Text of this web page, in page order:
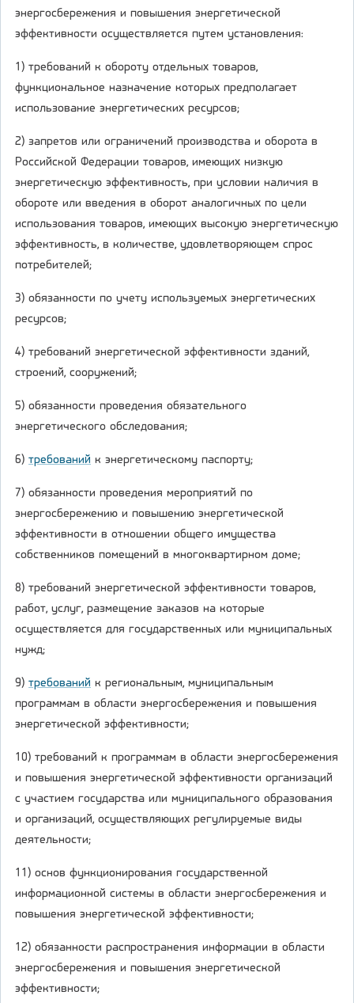
энергосбережения и повышения энергетической
эффективности осуществляется путем установления:
1) требований к обороту отдельных товаров,
функциональное назначение которых предполагает
использование энергетических ресурсов;
2) запретов или ограничений производства и оборота в
Российской Федерации товаров, имеющих низкую
энергетическую эффективность, при условии наличия в
обороте или введения в оборот аналогичных по цели
использования товаров, имеющих высокую энергетическую
эффективность, в количестве, удовлетворяющем спрос
потребителей;
3) обязанности по учету используемых энергетических
ресурсов;
4) требований энергетической эффективности зданий,
строений, сооружений;
5) обязанности проведения обязательного
энергетического обследования;
6) требований к энергетическому паспорту;
7) обязанности проведения мероприятий по
энергосбережению и повышению энергетической
эффективности в отношении общего имущества
собственников помещений в многоквартирном доме;
8) требований энергетической эффективности товаров,
работ, услуг, размещение заказов на которые
осуществляется для государственных или муниципальных
нужд;
9) требований к региональным, муниципальным
программам в области энергосбережения и повышения
энергетической эффективности;
10) требований к программам в области энергосбережения
и повышения энергетической эффективности организаций
с участием государства или муниципального образования
и организаций, осуществляющих регулируемые виды
деятельности;
11) основ функционирования государственной
информационной системы в области энергосбережения и
повышения энергетической эффективности;
12) обязанности распространения информации в области
энергосбережения и повышения энергетической
эффективности;